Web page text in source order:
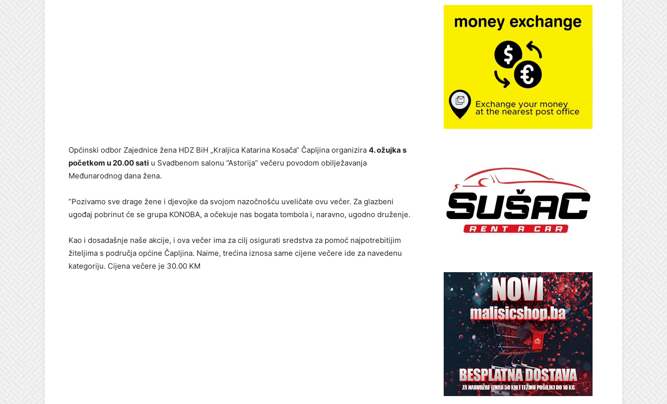
Općinski odbor Zajednice žena HDZ BiH „Kraljica Katarina Kosača“ Čapljina organizira 4. ožujka s
početkom u 20.00 sati u Svadbenom salonu ”Astorija” večeru povodom obilježavanja
Međunarodnog dana žena.
”Pozivamo sve drage žene i djevojke da svojom nazočnošću uveličate ovu večer. Za glazbeni
ugođaj pobrinut će se grupa KONOBA, a očekuje nas bogata tombola i, naravno, ugodno druženje.
Kao i dosadašnje naše akcije, i ova večer ima za cilj osigurati sredstva za pomoć najpotrebitijim
žiteljima s područja općine Čapljina. Naime, trećina iznosa same cijene večere ide za navedenu
kategoriju. Cijena večere je 30.00 KM